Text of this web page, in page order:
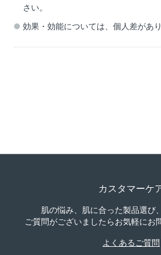
さい。
効果・効能については、個人差があり
カスタマーケ
肌の悩み、肌に合った製品選び
ご質問がございましたらお気軽にお
よくあるご質問